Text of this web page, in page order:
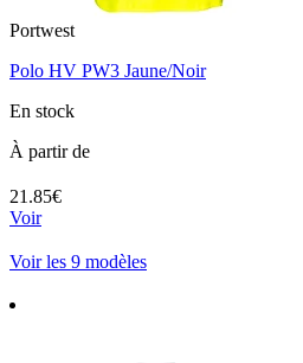
Portwest
Polo HV PW3 Jaune/Noir
En stock
À partir de
21.85€
Voir
Voir les 9 modèles